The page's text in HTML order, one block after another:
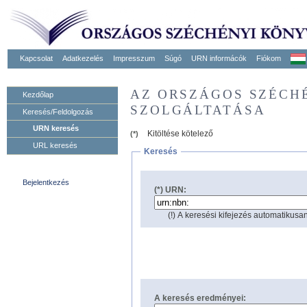
Kapcsolat Adatkezelés Impresszum Súgó URN informácók Fiókom
Kezdőlap
Keresés/Feldolgozás
URN keresés
URL keresés
Bejelentkezés
AZ ORSZÁGOS
SZOLGÁLTATÁSA
(*)
Kitöltése kötelező
Keresés
(*) URN:
(!) A keresési kifejezés
A keresés eredményei: